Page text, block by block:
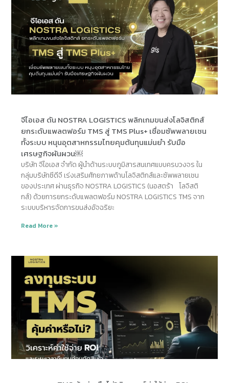
จีไอเอส ดัน NOSTRA LOGISTICS พลิกเกมขนส่งโลจิสติกส์
ยกระดับแพลตฟอร์ม TMS สู่ TMS Plus+ เชื่อมซัพพลายเชน
ทั้งระบบ หนุนอุตสาหกรรมไทยคุมต้นทุนแม่นยำ รับมือ
เศรษฐกิจผันผวน￼
บริษัท จีไอเอส จำกัด ผู้นำด้านระบบภูมิสารสนเทศแบบครบวงจร ใน
กลุ่มบริษัทซีดีจี เร่งเสริมศักยภาพด้านโลจิสติกส์และซัพพลายเชน
ของประเทศ ผ่านธุรกิจ NOSTRA LOGISTICS (นอสตร้า โลจิสติ
กส์) ด้วยการยกระดับแพลตฟอร์ม NOSTRA LOGISTICS TMS จาก
ระบบบริหารจัดการขนส่งอัจฉริยะ
Read More »